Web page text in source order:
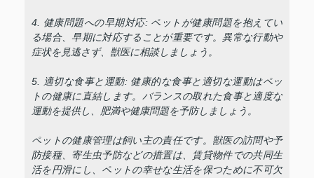
4. 健康問題への早期対応: ペットが健康問題を抱えてい
る場合、早期に対応することが重要です。異常な行動や
症状を見逃さず、獣医に相談しましょう。
5. 適切な食事と運動: 健康的な食事と適切な運動はペッ
トの健康に直結します。バランスの取れた食事と適度な
運動を提供し、肥満や健康問題を予防しましょう。
ペットの健康管理は飼い主の責任です。獣医の訪問や予
防接種、寄生虫予防などの措置は、賃貸物件での共同生
活を円滑にし、ペットの幸せな生活を保つために不可欠